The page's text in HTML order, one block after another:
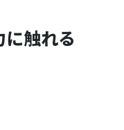
触れる